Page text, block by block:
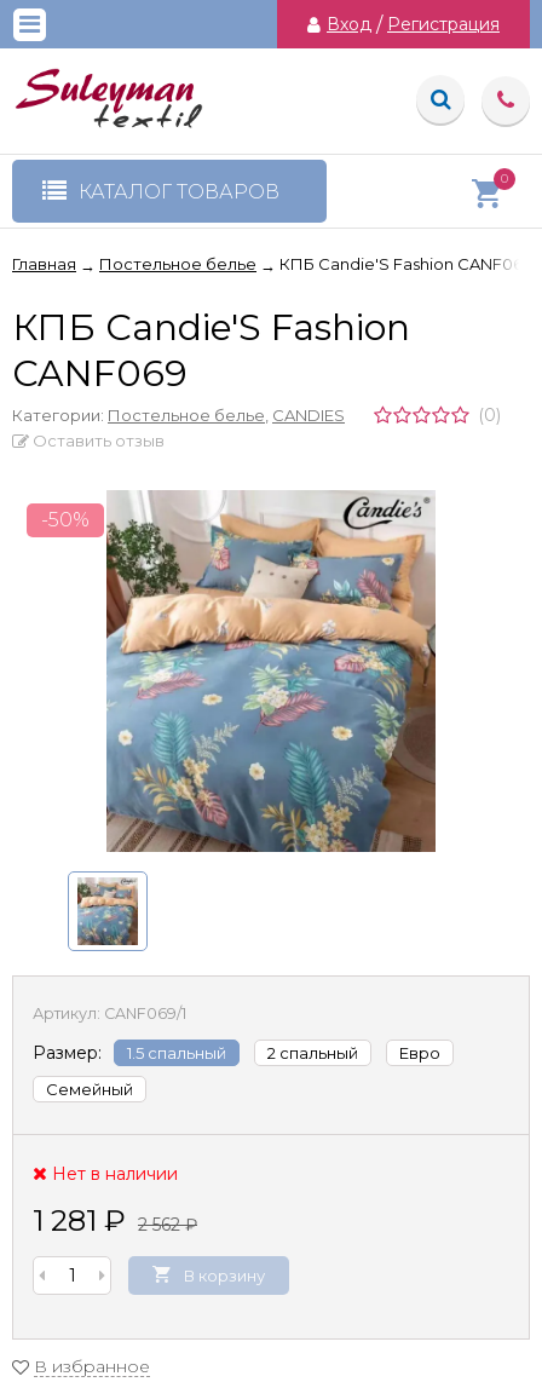
Вход / Регистрация
КАТАЛОГ ТОВАРОВ
0
Главная → Постельное белье → КПБ Candie'S Fashion CANF069
КПБ Candie'S Fashion
CANF069
Категории: Постельное белье CANDIES (0)
Оставить отзыв
-50%
Артикул: CANF069/1
Размер: 1.5 спальный 2 спальный
Евро
Семейный
Нет в наличии
1 281 ₽ 2 562₽
В корзину
В избранное